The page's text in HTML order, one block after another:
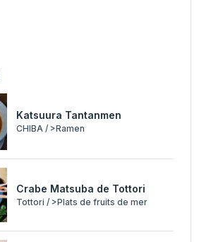
Katsuura Tantanmen
CHIBA / >Ramen
Crabe Matsuba de Tottori
Tottori / >Plats de fruits de mer